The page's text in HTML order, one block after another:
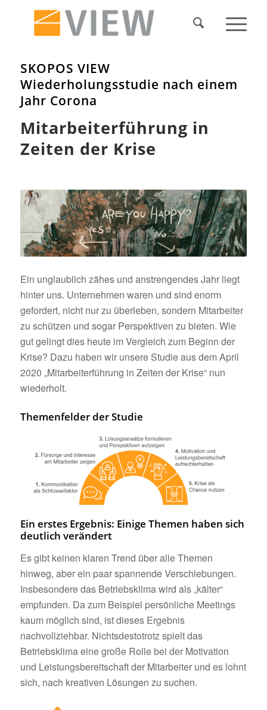
SKOPOS VIEW
Wiederholungsstudie nach einem
Jahr Corona
Mitarbeiterführung in
Zeiten der Krise
Ein unglaublich zähes und anstrengendes Jahr liegt
hinter uns. Unternehmen waren und sind enorm
gefordert, nicht nur zu überleben, sondern Mitarbeiter
zu schützen und sogar Perspektiven zu bieten. Wie
gut gelingt dies heute im Vergleich zum Beginn der
Krise? Dazu haben wir unsere Studie aus dem April
2020 „Mitarbeiterführung in Zeiten der Krise“ nun
wiederholt.
Themenfelder der Studie
Ein erstes Ergebnis: Einige Themen haben sich
deutlich verändert
Es gibt keinen klaren Trend über alle Themen
hinweg, aber ein paar spannende Verschiebungen.
Insbesondere das Betriebsklima wird als „kälter“
empfunden. Da zum Beispiel persönliche Meetings
kaum möglich sind, ist dieses Ergebnis
nachvollziehbar. Nichtsdestotrotz spielt das
Betriebsklima eine große Rolle bei der Motivation
und Leistungsbereitschaft der Mitarbeiter und es lohnt
sich, nach kreativen Lösungen zu suchen.